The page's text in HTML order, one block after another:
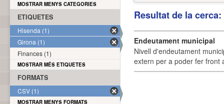
Resultat de la
Endeutament municipal
Nivell d'endeutament
extern per a poder fer front
MOSTRAR MENYS CATEGORIES
ETIQUETES
Hisenda (1)
Girona (1)
Finances (1)
MOSTRAR MÉS ETIQUETES
FORMATS
CSV (1)
MOSTRAR MENYS FORMATS